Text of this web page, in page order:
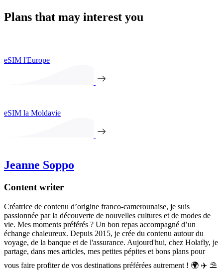
Plans that may interest you
eSIM l'Europe
eSIM la Moldavie
Jeanne Soppo
Content writer
Créatrice de contenu d’origine franco-camerounaise, je suis
passionnée par la découverte de nouvelles cultures et de modes de
vie. Mes moments préférés ? Un bon repas accompagné d’un
échange chaleureux. Depuis 2015, je crée du contenu autour du
voyage, de la banque et de l'assurance. Aujourd'hui, chez Holafly, je
partage, dans mes articles, mes petites pépites et bons plans pour
vous faire profiter de vos destinations préférées autrement ! 🌍 ✈️ ⛱